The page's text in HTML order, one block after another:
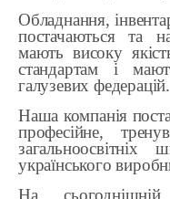
Обладнання,
постачаються та
мають високу
стандартам і
галузевих федерацій.
Наша компанія
професійне,
українського
На